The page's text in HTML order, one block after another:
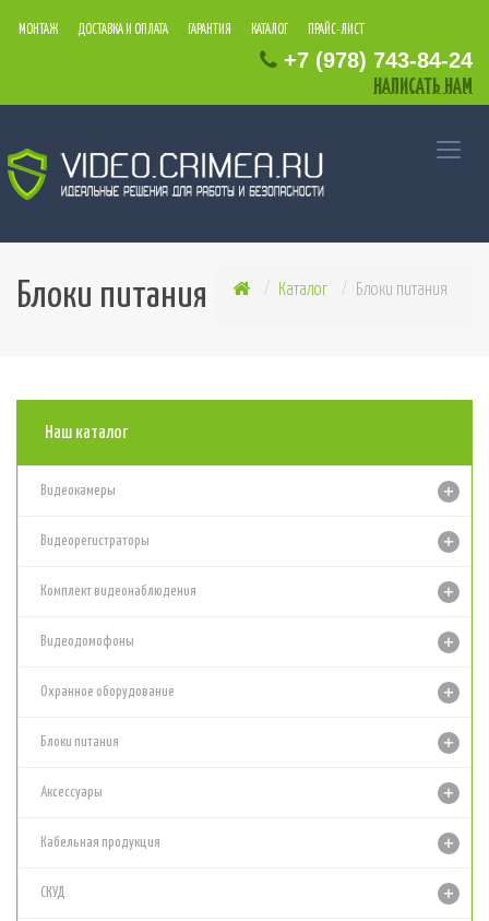
МОНТАЖ ДОСТАВКА И ОПЛАТА ГАРАНТИЯ КАТАЛОГ ПРАЙС-ЛИСТ
+7 (978) 743-84-24
НАПИСАТЬ НАМ
Блоки питания Каталог Блоки питания
Наш каталог
Видеокамеры
Видеорегистраторы
Комплект видеонаблюдения
Видеодомофоны
Охранное оборудование
Блоки питания
Аксессуары
Кабельная продукция
СКУД